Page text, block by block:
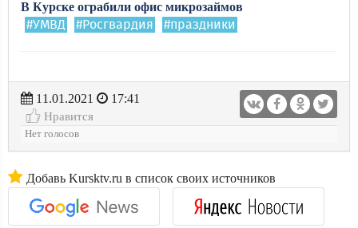
В Курске ограбили офис микрозаймов
#УМВД #Росгвардия #праздники
11.01.2021
17:41
Нравится
Нет голосов
Добавь Kursktv.ru в список своих источников